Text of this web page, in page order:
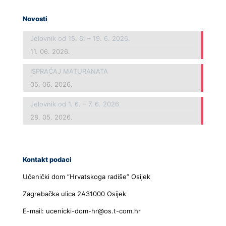
Novosti
Jelovnik od 15. 6. – 19. 6. 2026.
11. 06. 2026.
ISPRAĆAJ MATURANATA
05. 06. 2026.
Jelovnik od 1. 6. – 7. 6. 2026.
28. 05. 2026.
Kontakt podaci
Učenički dom ”Hrvatskoga radiše” Osijek
Zagrebačka ulica 2A31000 Osijek
E-mail: ucenicki-dom-hr@os.t-com.hr